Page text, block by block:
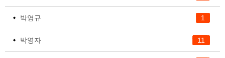
1
박영규
11
박영자